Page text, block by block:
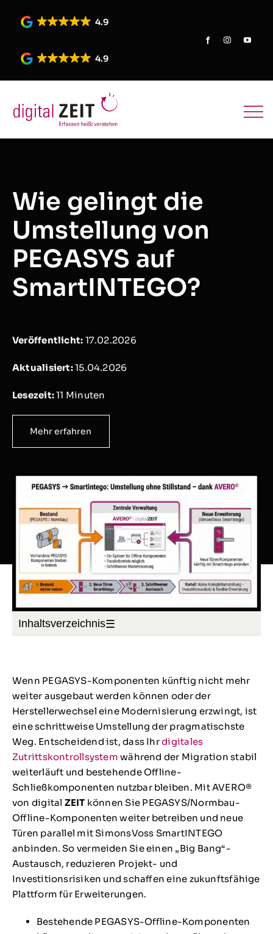
4.9
4.9
Wie gelingt die
Umstellung von
PEGASYS auf
SmartINTEGO?
Veröffentlicht: 17.02.2026
Aktualisiert:15.04.2026
Lesezeit:11 Minuten
Mehr erfahren
Inhaltsverzeichnis☰
Wenn PEGASYS-Komponenten künftig nicht mehr
weiter ausgebaut werden können oder der
Herstellerwechsel eine Modernisierung erzwingt, ist
eine schrittweise Umstellung der pragmatischste
Weg. Entscheidend ist, dass Ihrdigitales
Zutrittskontrollsystem während der Migration stabil
weiterläuft und bestehende Offline-
Schließkomponenten nutzbar bleiben. Mit AVERO®
von digital ZEIT können Sie PEGASYS/Normbau-
Offline-Komponenten weiter betreiben und neue
Türen parallel mit SimonsVoss SmartINTEGO
anbinden. So vermeiden Sie einen „Big Bang“-
Austausch, reduzieren Projekt- und
Investitionsrisiken und schaffen eine zukunftsfähige
Plattform für Erweiterungen.
Bestehende PEGASYS-Offline-Komponenten